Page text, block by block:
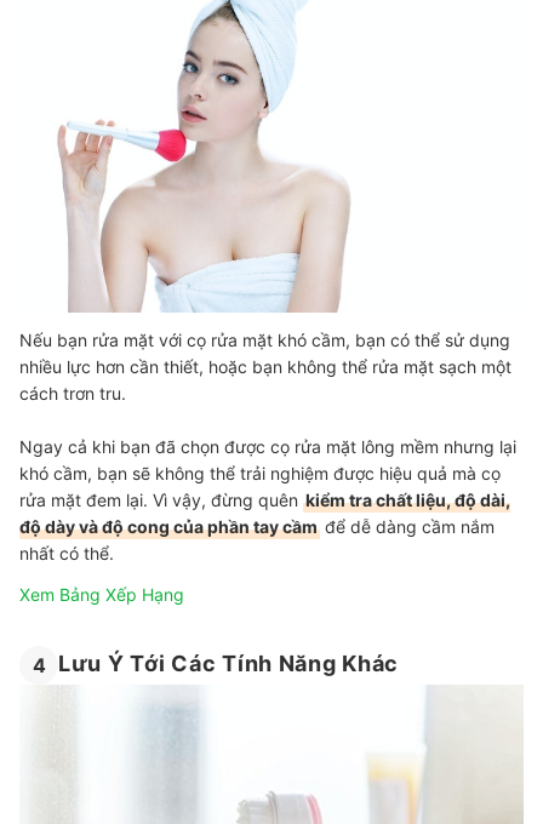
Nếu bạn rửa mặt với cọ rửa mặt khó cầm, bạn có thể sử dụng
nhiều lực hơn cần thiết, hoặc bạn không thể rửa mặt sạch một
cách trơn tru.
Ngay cả khi bạn đã chọn được cọ rửa mặt lông mềm nhưng lại
khó cầm, bạn sẽ không thể trải nghiệm được hiệu quả mà cọ
rửa mặt đem lại. Vì vậy, đừng quên kiểm tra chất liệu, độ dài,
độ dày và độ cong của phần tay cầm để dễ dàng cầm nắm
nhất có thể.
Xem Bảng Xếp Hạng
4 Lưu Ý Tới Các Tính Năng Khác